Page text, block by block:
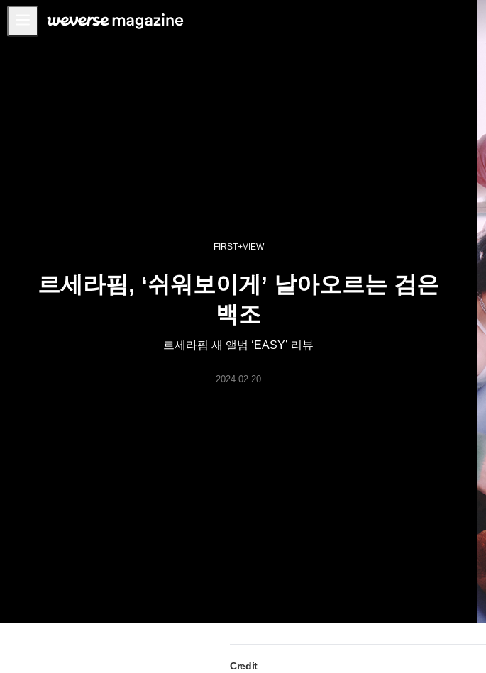
공지사항
FIRST+VIEW
르세라핌, ‘쉬워보이게’ 날아오르는 검은
백조
르세라핌 새 앨범 ‘EASY’ 리뷰
2024.02.20
Credit